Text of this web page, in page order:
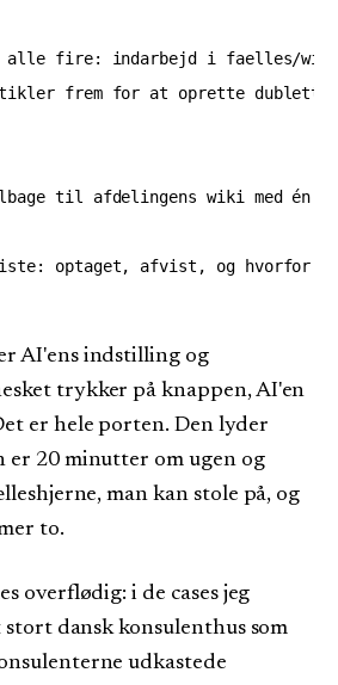
alle fire: indarbejd i faelles/
frem for at oprette
til afdelingens wiki med én
AI'ens indstilling og
trykker på knappen, AI'en
er hele porten. Den lyder
er 20 minutter om ugen og
man kan stole på, og
to.
overflødig: i de cases jeg
dansk konsulenthus som
udkastede